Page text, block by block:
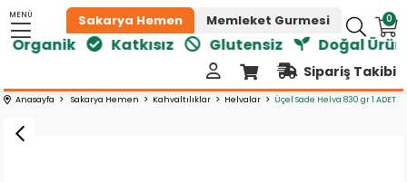
0
MENÜ Sakarya Hemen Memleket Gurmesi
Katkısız Glutensiz Doğal
Sipariş Takibi
Anasayfa Sakarya Hemen Kahvaltılıklar Helvalar Üçel Sade Helva 830 gr 1 ADET